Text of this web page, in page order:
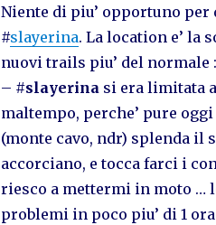
Niente di piu’ opportuno
#slayerina. La location e’ la
nuovi trails piu’ del
– #slayerinasi era limitata
maltempo, perche’ pure
(monte cavo, ndr) splenda il
accorciano, e tocca farci i
riesco a mettermi in moto …
problemi in poco piu’ di 1